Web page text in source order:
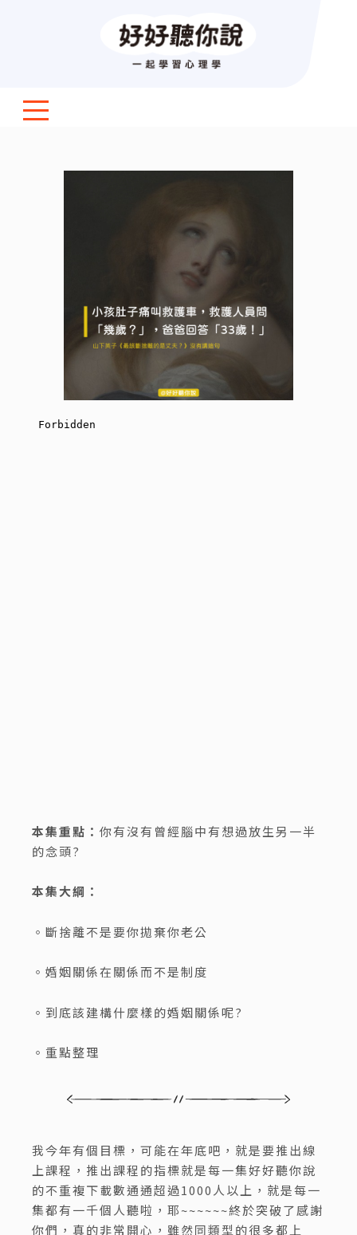
本集重點： 你有沒有曾經腦中有想過放生另一半
的念頭?
本集大綱：
。斷捨離不是要你拋棄你老公
。婚姻關係在關係而不是制度
。到底該建構什麼樣的婚姻關係呢?
。重點整理
我今年有個目標，可能在年底吧，就是要推出線
上課程，推出課程的指標就是每一集好好聽你說
的不重複下載數通通超過1000人以上，就是每一
集都有一千個人聽啦，耶~~~~~~終於突破了感謝
你們，真的非常開心，雖然同類型的很多都上